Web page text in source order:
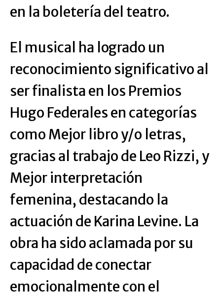
en la boletería del teatro.
El musical ha logrado un
reconocimiento significativo al
ser finalista en los Premios
Hugo Federales en categorías
como Mejor libro y/o letras,
gracias al trabajo de Leo Rizzi, y
Mejor interpretación
femenina, destacando la
actuación de Karina Levine. La
obra ha sido aclamada por su
capacidad de conectar
emocionalmente con el